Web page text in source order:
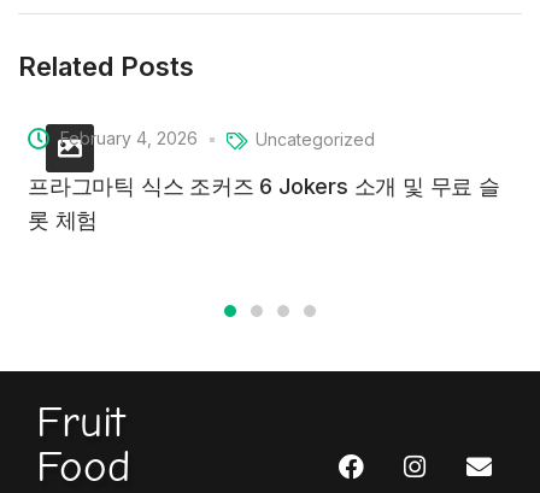
Related Posts
February 4, 2026 Uncategorized
프라그마틱 식스 조커즈 6 Jokers 소개 및 무료 슬
롯 체험
Fruit
Food